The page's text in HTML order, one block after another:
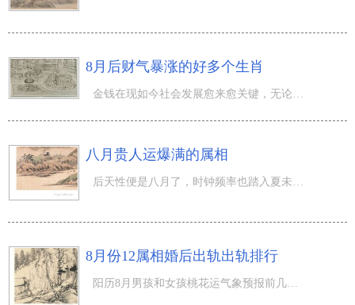
8月后财气暴涨的好多个生肖
金钱在现如今社会发展愈来愈关键，无论做什么事情都离不了金钱，可是并并不是每一个人都可以赚到很多钱，可
八月贵人运爆满的属相
8月份12属相婚后出轨出轨排行